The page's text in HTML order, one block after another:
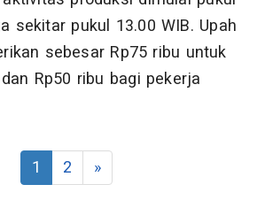
sekitar pukul 13.00 WIB. Upah
sebesar Rp75 ribu untuk
Rp50 ribu bagi pekerja
1 2 »